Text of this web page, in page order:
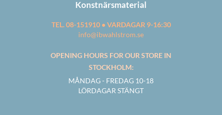
Konstnärsmaterial
TEL. 08-151910 • VARDAGAR 9-16:30
info@ibwahlstrom.se
OPENING HOURS FOR OUR STORE IN
STOCKHOLM:
MÅNDAG - FREDAG 10-18
LÖRDAGAR STÄNGT